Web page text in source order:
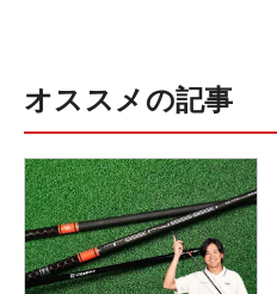
オススメの記事